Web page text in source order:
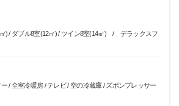
) / ダブル8室(12㎡) / ツイン8室(14㎡) / デラックスフ
/ 全室冷暖房 / テレビ / 空の冷蔵庫 / ズボンプレッサー